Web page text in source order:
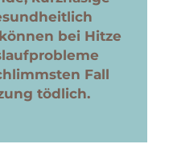
bei Hitze
Fall
tödlich.